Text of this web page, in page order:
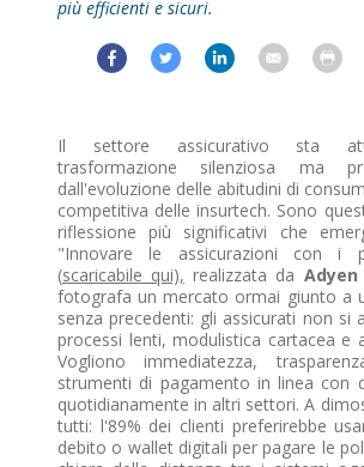
più efficienti e sicuri.
Il settore assicurativo sta
trasformazione silenziosa ma
dall'evoluzione delle abitudini di
competitiva delle insurtech. Sono
riflessione più significativi che
"Innovare le assicurazioni con i
(scaricabile qui), realizzata da Adyen
fotografa un mercato ormai giunto a
senza precedenti: gli assicurati non si
processi lenti, modulistica cartacea e
Vogliono immediatezza,
strumenti di pagamento in linea con
quotidianamente in altri settori. A
tutti: l'89% dei clienti preferirebbe
debito o wallet digitali per pagare le